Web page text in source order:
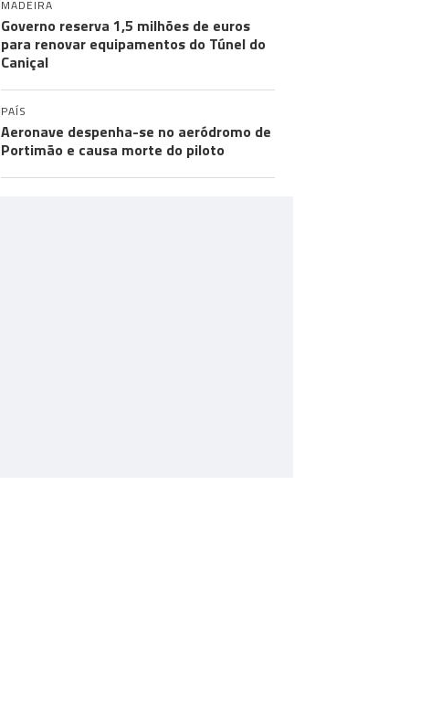
MADEIRA
Governo reserva 1,5 milhões de euros
para renovar equipamentos do Túnel do
Caniçal
PAÍS
Aeronave despenha-se no aeródromo de
Portimão e causa morte do piloto